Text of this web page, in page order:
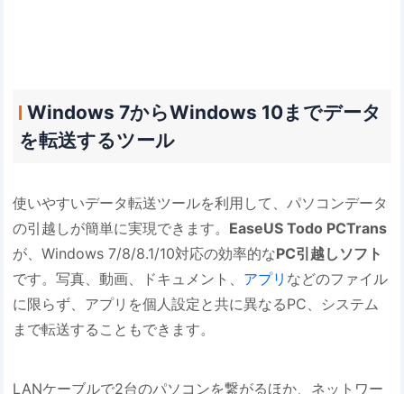
Windows 7からWindows 10までデータ
を転送するツール
使いやすいデータ転送ツールを利用して、パソコンデータ
の引越しが簡単に実現できます。 EaseUS Todo PCTrans
が、Windows 7/8/8.1/10対応の効率的なPC引越しソフト
です。写真、動画、ドキュメント、 アプリ などのファイル
に限らず、アプリを個人設定と共に異なるPC、システム
まで転送することもできます。
LANケーブルで2台のパソコンを繋がるほか、ネットワー